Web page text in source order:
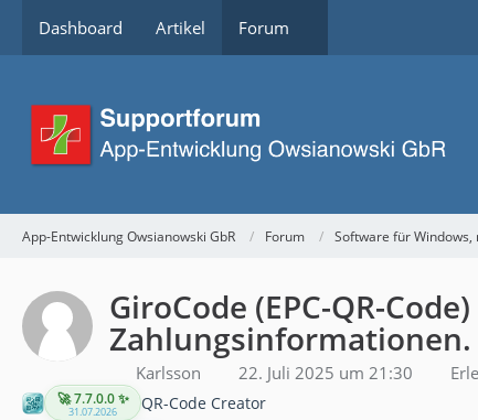
Dashboard Artikel Forum
App-Entwicklung Owsianowski GbR Forum Software für Windows,
GiroCode (EPC-QR-
Zahlungsinformationen.
Karlsson 22. Juli 2025 um 21:30
🚀 7.7.0.0 ✨
31.07.2026 QR-Code Creator